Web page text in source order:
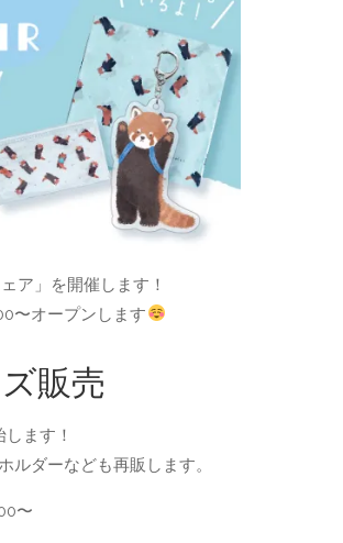
ア」を開催します！
〜オープンします
販売
ます！
ルダーなども再販します。
〜